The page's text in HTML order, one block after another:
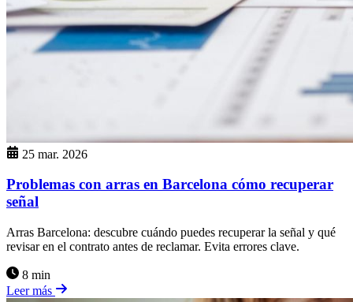
25 mar. 2026
Problemas con arras en Barcelona cómo recuperar
señal
Arras Barcelona: descubre cuándo puedes recuperar la señal y qué
revisar en el contrato antes de reclamar. Evita errores clave.
8 min
Leer más